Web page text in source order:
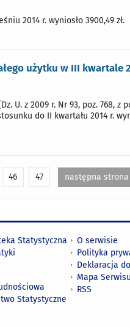
2014 r. wyniosło 3900,49 zł.
użytku w III kwartale
z 2009 r. Nr 93, poz. 768, z
do II kwartału 2014 r.
46 47 następna strona
Statystyczna
Statystyczne
O serwisie
Polityka
Deklaracja
Mapa Serwisu
RSS